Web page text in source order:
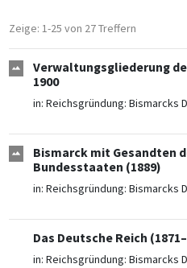
Zeige: 1-25 von 27 Treffern
Verwaltungsgliederung
1900
in: Reichsgründung: Bismarcks
Bismarck mit Gesandten
Bundesstaaten (1889)
in: Reichsgründung: Bismarcks
Das Deutsche Reich
in: Reichsgründung: Bismarcks